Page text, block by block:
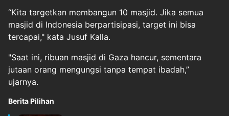
“Kita targetkan membangun 10 masjid. Jika semua
masjid di Indonesia berpartisipasi, target ini bisa
tercapai," kata Jusuf Kalla.
"Saat ini, ribuan masjid di Gaza hancur, sementara
jutaan orang mengungsi tanpa tempat ibadah,”
ujarnya.
Berita Pilihan